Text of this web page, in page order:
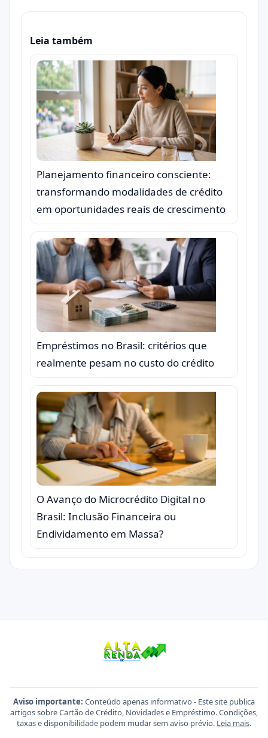
Leia também
Planejamento financeiro consciente:
transformando modalidades de crédito
em oportunidades reais de crescimento
Empréstimos no Brasil: critérios que
realmente pesam no custo do crédito
O Avanço do Microcrédito Digital no
Brasil: Inclusão Financeira ou
Endividamento em Massa?
Aviso importante: Conteúdo apenas informativo - Este site publica
artigos sobre Cartão de Crédito, Novidades e Empréstimo. Condições,
taxas e disponibilidade podem mudar sem aviso prévio. Leia mais.